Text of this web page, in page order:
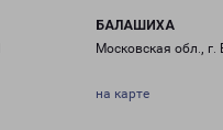
БАЛАШИХА
Московская обл.,
на карте